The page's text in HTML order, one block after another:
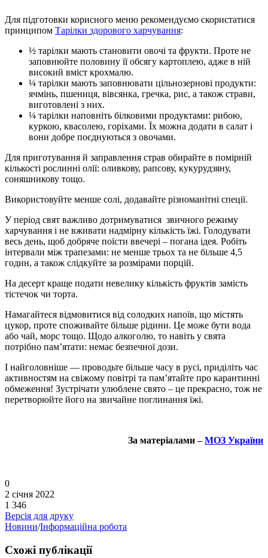
Для підготовки корисного меню рекомендуємо скористатися
принципом Тарілки здорового харчування:
½ тарілки мають становити овочі та фрукти. Проте не
заповнюйте половину її обсягу картоплею, адже в ній
високий вміст крохмалю.
¼ тарілки мають заповнювати цільнозернові продукти:
ячмінь, пшениця, вівсянка, гречка, рис, а також страви,
виготовлені з них.
¼ тарілки наповніть білковими продуктами: рибою,
куркою, квасолею, горіхами. Їх можна додати в салат і
вони добре поєднуються з овочами.
Для приготування й заправлення страв обирайте в помірній
кількості рослинні олії: оливкову, рапсову, кукурудзяну,
соняшникову тощо.
Використовуйте менше солі, додавайте різноманітні спеції.
У період свят важливо дотримуватися звичного режиму
харчування і не вживати надмірну кількість їжі. Голодувати
весь день, щоб добряче поїсти ввечері – погана ідея. Робіть
інтервали між трапезами: не менше трьох та не більше 4,5
годин, а також слідкуйте за розмірами порцій.
На десерт краще подати невелику кількість фруктів замість
тістечок чи торта.
Намагайтеся відмовитися від солодких напоїв, що містять
цукор, проте споживайте більше рідини. Це може бути вода
або чай, морс тощо. Щодо алкоголю, то навіть у свята
потрібно пам’ятати: немає безпечної дози.
І найголовніше — проводьте більше часу в русі, приділіть час
активностям на свіжому повітрі та пам’ятайте про карантинні
обмеження! Зустрічати улюблене свято – це прекрасно, тож не
перетворюйте його на звичайне поглинання їжі.
За матеріалами –МОЗ України
0
2 січня 2022
1 346
Версія для друку
Новини/Інформаційна робота
Схожі публікації